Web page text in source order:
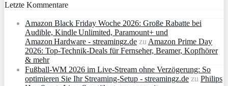
Letzte Kommentare
Amazon Black Friday Woche 2026: Große Rabatte bei
Audible, Kindle Unlimited, Paramount+ und
Amazon Hardware - streamingz.de zuAmazon Prime Day
2026: Top-Technik-Deals für Fernseher, Beamer, Kopfhörer
& mehr
Fußball-WM 2026 im Live-Stream ohne Verzögerung: So
optimieren Sie Ihr Streaming-Setup - streamingz.de zu Philips